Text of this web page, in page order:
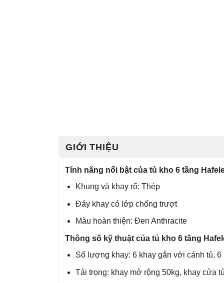
GIỚI THIỆU
Tính năng nổi bật của tủ kho 6 tầng
Khung và khay rổ: Thép
Đáy khay có lớp chống trượt
Màu hoàn thiện: Đen Anthracite
Thông số kỹ thuật của tủ kho 6 tầng
Số lượng khay: 6 khay gắn với cánh tủ, 6
Tải trọng: khay mở rộng 50kg, khay cửa